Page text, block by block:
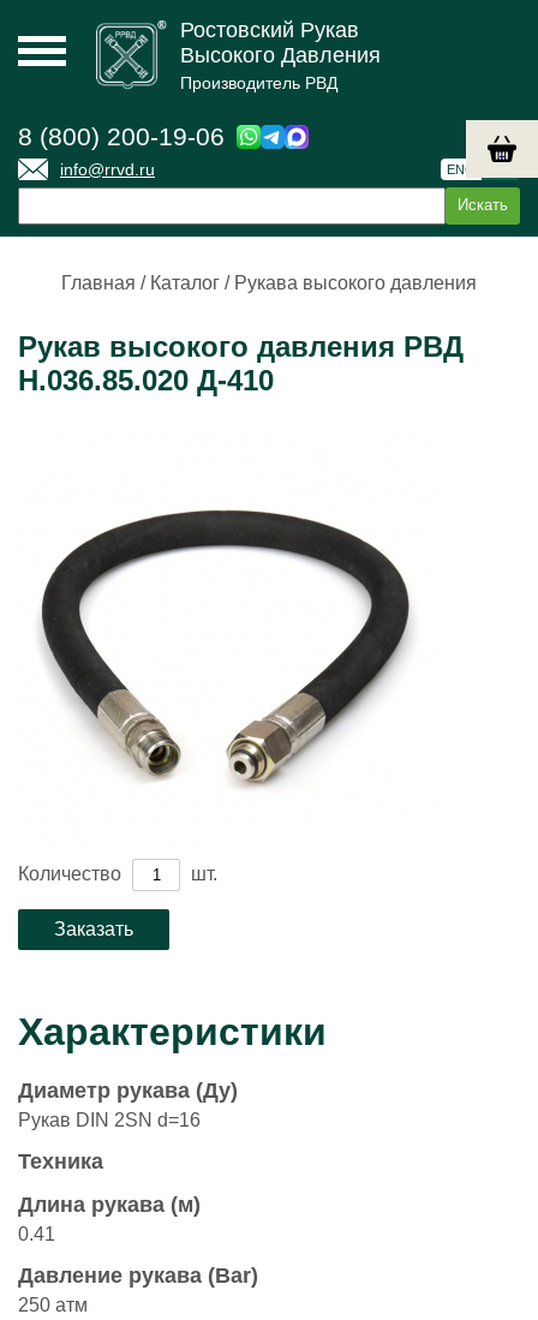
Ростовский Рукав
Высокого Давления
Производитель РВД
8 (800) 200-19-06
info@rrvd.ru ENG
Главная / Каталог / Рукава высокого давления
Рукав высокого давления РВД
Н.036.85.020 Д-410
Количество шт.
Характеристики
Диаметр рукава (Ду)
Рукав DIN 2SN d=16
Техника
Длина рукава (м)
0.41
Давление рукава (Bar)
250 атм